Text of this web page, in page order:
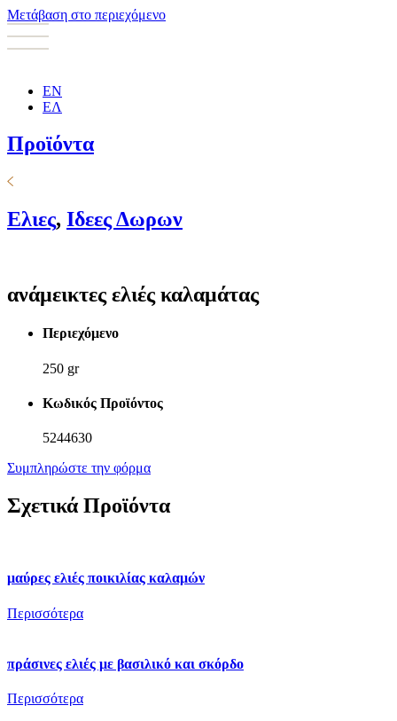
Μετάβαση στο περιεχόμενο
EN
ΕΛ
Προϊόντα
Ελιες, Ιδεες Δωρων
ανάμεικτες ελιές καλαμάτας
Περιεχόμενο
250 gr
Κωδικός Προϊόντος
5244630
Συμπληρώστε την φόρμα
Σχετικά Προϊόντα
μαύρες ελιές ποικιλίας καλαμών
Περισσότερα
πράσινες ελιές με βασιλικό και σκόρδο
Περισσότερα